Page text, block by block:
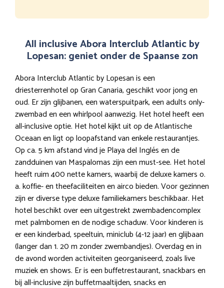
All inclusive Abora Interclub Atlantic by
Lopesan: geniet onder de Spaanse zon
Abora Interclub Atlantic by Lopesan is een
driesterrenhotel op Gran Canaria, geschikt voor jong en
oud. Er zijn glijbanen, een waterspuitpark, een adults only-
zwembad en een whirlpool aanwezig. Het hotel heeft een
all-inclusive optie. Het hotel kijkt uit op de Atlantische
Oceaan en ligt op loopafstand van enkele restaurantjes.
Op ca. 5 km afstand vind je Playa del Inglés en de
zandduinen van Maspalomas zijn een must-see. Het hotel
heeft ruim 400 nette kamers, waarbij de deluxe kamers o.
a. koffie- en theefaciliteiten en airco bieden. Voor gezinnen
zijn er diverse type deluxe familiekamers beschikbaar. Het
hotel beschikt over een uitgestrekt zwembadencomplex
met palmbomen en de nodige schaduw. Voor kinderen is
er een kinderbad, speeltuin, miniclub (4-12 jaar) en glijbaan
(langer dan 1. 20 m zonder zwembandjes). Overdag en in
de avond worden activiteiten georganiseerd, zoals live
muziek en shows. Er is een buffetrestaurant, snackbars en
bij all-inclusive zijn buffetmaaltijden, snacks en